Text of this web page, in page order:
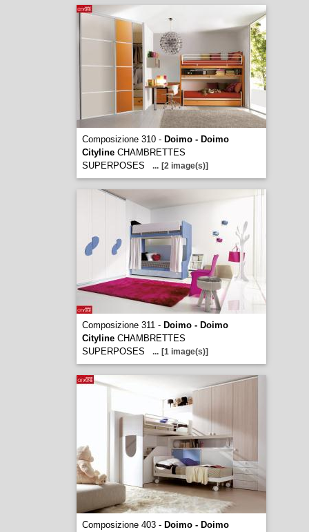
Composizione 310 - Doimo - Doimo
CitylineCHAMBRETTES
SUPERPOSES
... [2 image(s)]
Composizione 311 - Doimo - Doimo
CitylineCHAMBRETTES
SUPERPOSES
... [1 image(s)]
Composizione 403 - Doimo - Doimo